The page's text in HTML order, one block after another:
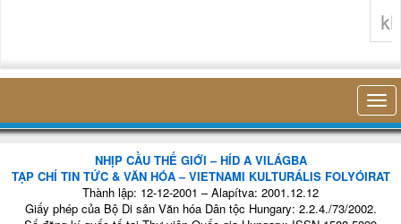
NHỊP CẦU THẾ GIỚI – HÍD A VILÁGBA
TẠP CHÍ TIN TỨC & VĂN HÓA – VIETNAMI KULTURÁLIS FOLYÓIRAT
Thành lập: 12-12-2001 – Alapítva: 2001.12.12
Giấy phép của Bộ Di sản Văn hóa Dân tộc Hungary: 2.2.4./73/2002.